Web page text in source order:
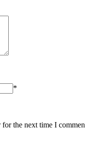
*
the next time I